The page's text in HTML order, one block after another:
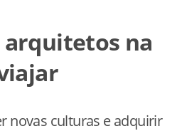
na
novas culturas e adquirir